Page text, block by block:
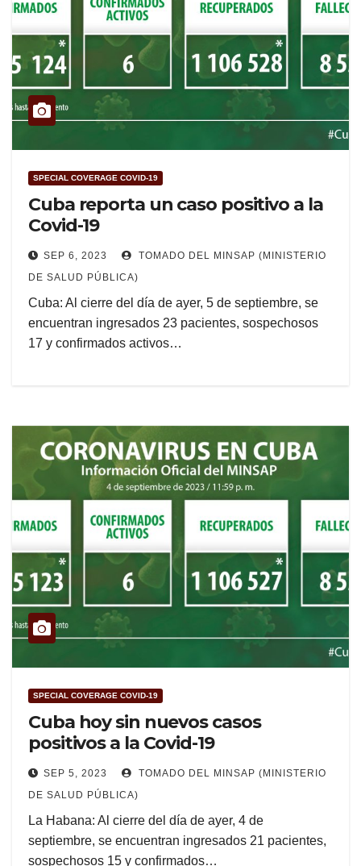
SPECIAL COVERAGE COVID-19
Cuba reporta un caso positivo a la
Covid-19
SEP 6, 2023
TOMADO DEL MINSAP (MINISTERIO
DE SALUD PÚBLICA)
Cuba: Al cierre del día de ayer, 5 de septiembre, se
encuentran ingresados 23 pacientes, sospechosos
17 y confirmados activos…
SPECIAL COVERAGE COVID-19
Cuba hoy sin nuevos casos
positivos a la Covid-19
SEP 5, 2023
TOMADO DEL MINSAP (MINISTERIO
DE SALUD PÚBLICA)
La Habana: Al cierre del día de ayer, 4 de
septiembre, se encuentran ingresados 21 pacientes,
sospechosos 15 y confirmados…